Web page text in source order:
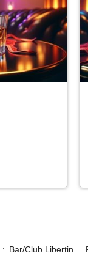
: Bar/Club Libertin